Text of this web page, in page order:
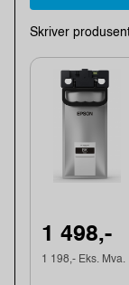
Skriver
1 498,-
1 198,- Eks. Mva.